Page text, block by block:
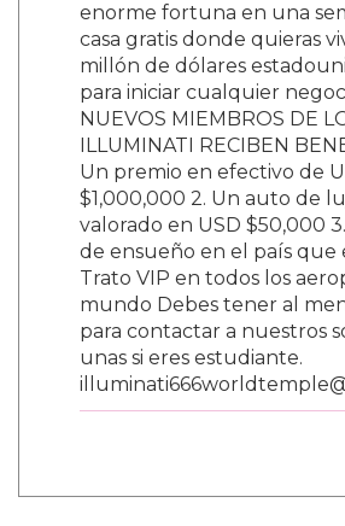
enorme fortuna en una
casa gratis donde quieras
millón de dólares
para iniciar cualquier
NUEVOS MIEMBROS DE
ILLUMINATI RECIBEN
Un premio en efectivo de
$1,000,000 2. Un auto de
valorado en USD $50,000
de ensueño en el país que
Trato VIP en todos los
mundo Debes tener al
para contactar a nuestros
unas si eres estudiante.